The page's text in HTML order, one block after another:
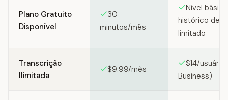
Plano Gratuito
Disponível
30
minutos/mês
Nível
histórico de
limitado
Transcrição
Ilimitada
$9.99/mês
$14/
Business)